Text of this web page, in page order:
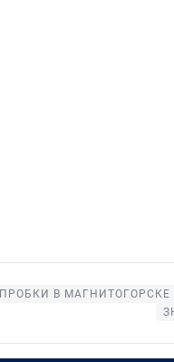
ПРОБКИ В МАГНИТОГОРСКЕ